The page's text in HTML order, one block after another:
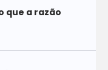
que a razão